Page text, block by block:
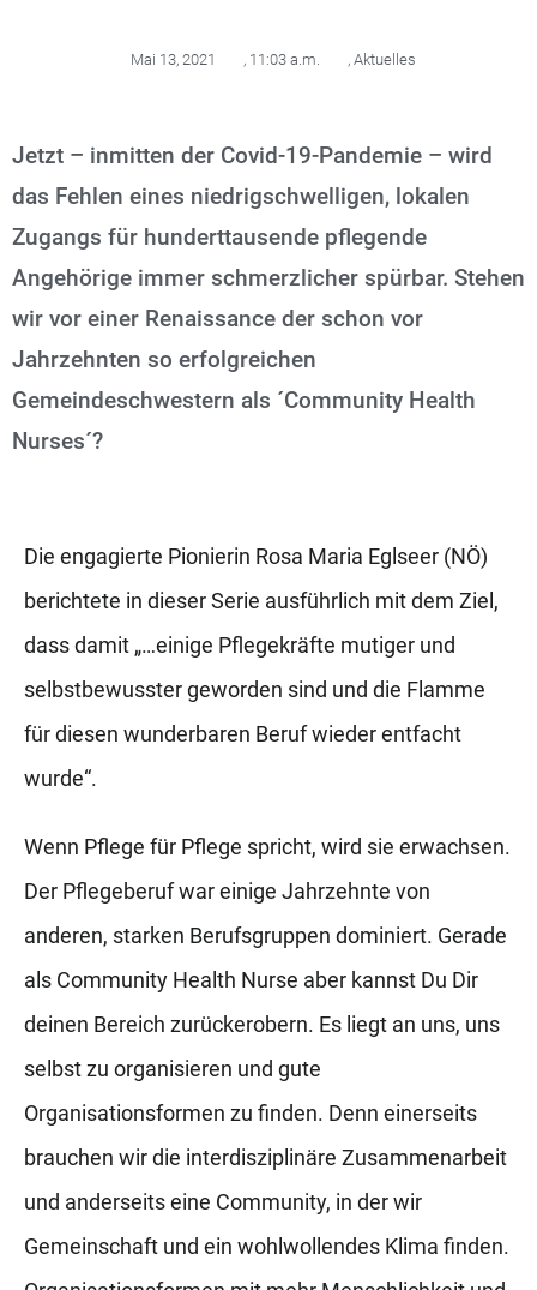
Mai 13, 2021 11:03 a.m. Aktuelles
Jetzt – inmitten der Covid-19-Pandemie – wird
das Fehlen eines niedrigschwelligen, lokalen
Zugangs für hunderttausende pflegende
Angehörige immer schmerzlicher spürbar. Stehen
wir vor einer Renaissance der schon vor
Jahrzehnten so erfolgreichen
Gemeindeschwestern als ´Community Health
Nurses´?
Die engagierte Pionierin Rosa Maria Eglseer (NÖ)
berichtete in dieser Serie ausführlich mit dem Ziel,
dass damit „…einige Pflegekräfte mutiger und
selbstbewusster geworden sind und die Flamme
für diesen wunderbaren Beruf wieder entfacht
wurde“.
Wenn Pflege für Pflege spricht, wird sie erwachsen.
Der Pflegeberuf war einige Jahrzehnte von
anderen, starken Berufsgruppen dominiert. Gerade
als Community Health Nurse aber kannst Du Dir
deinen Bereich zurückerobern. Es liegt an uns, uns
selbst zu organisieren und gute
Organisationsformen zu finden. Denn einerseits
brauchen wir die interdisziplinäre Zusammenarbeit
und anderseits eine Community, in der wir
Gemeinschaft und ein wohlwollendes Klima finden.